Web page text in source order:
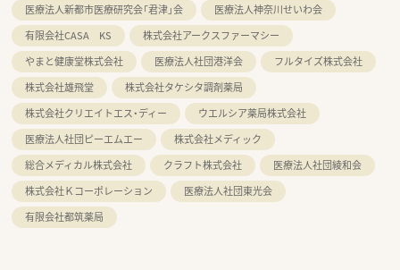
医療法人新都市医療研究会「君津」会
医療法人神奈川せいわ会
有限会社CASA KS
株式会社アークスファーマシー
やまと健康堂株式会社
医療法人社団港洋会
フルタイズ株式会社
株式会社雄飛堂
株式会社タケシタ調剤薬局
株式会社クリエイトエス・ディー
ウエルシア薬局株式会社
医療法人社団ピーエムエー
株式会社メディック
総合メディカル株式会社
クラフト株式会社
医療法人社団綾和会
株式会社Ｋコーポレーション
医療法人社団東光会
有限会社都筑薬局